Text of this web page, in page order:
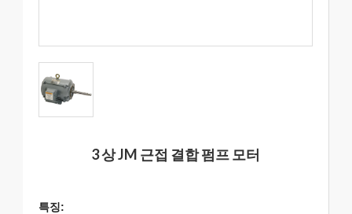
3 상 JM 근접 결합 펌프 모터
특징: